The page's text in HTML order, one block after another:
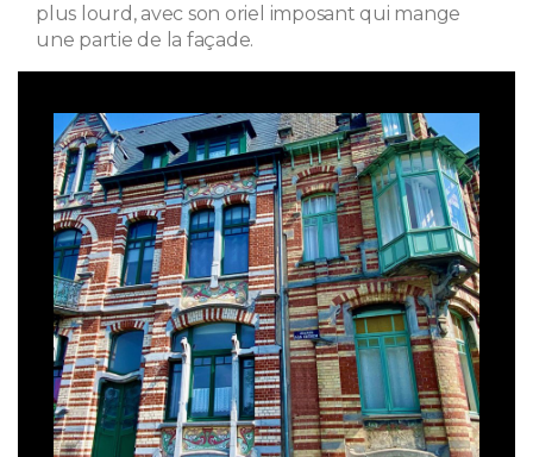
plus lourd, avec son oriel imposant qui mange
une partie de la façade.